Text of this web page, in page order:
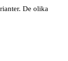
De olika